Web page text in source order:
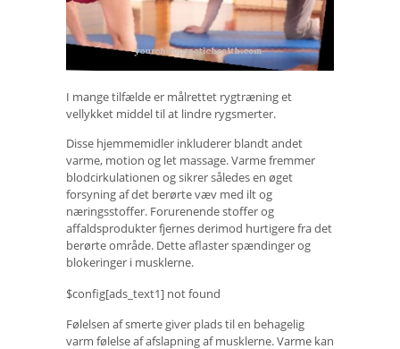
I mange tilfælde er målrettet rygtræning et
vellykket middel til at lindre rygsmerter.
Disse hjemmemidler inkluderer blandt andet
varme, motion og let massage. Varme fremmer
blodcirkulationen og sikrer således en øget
forsyning af det berørte væv med ilt og
næringsstoffer. Forurenende stoffer og
affaldsprodukter fjernes derimod hurtigere fra det
berørte område. Dette aflaster spændinger og
blokeringer i musklerne.
$config[ads_text1] not found
Følelsen af ​​smerte giver plads til en behagelig
varm følelse af afslapning af musklerne. Varme kan